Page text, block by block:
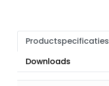
Productspecificaties
Downloads